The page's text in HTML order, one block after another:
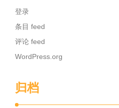
登录
条目 feed
评论 feed
WordPress.org
归档